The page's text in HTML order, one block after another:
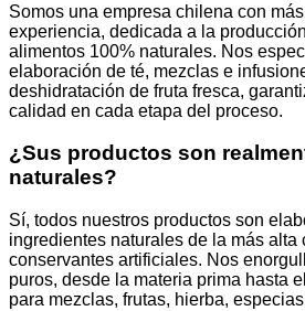
Las
opciones
se
pueden
elegir
en
página
de
Somos una empresa chilena con
experiencia, dedicada a la
alimentos 100% naturales. Nos
elaboración de té, mezclas e
deshidratación de fruta fresca,
calidad en cada etapa del proceso.
¿Sus productos son
naturales?
Sí, todos nuestros productos son
ingredientes naturales de la más alta
conservantes artificiales. Nos
puros, desde la materia prima hasta
para mezclas, frutas, hierba,